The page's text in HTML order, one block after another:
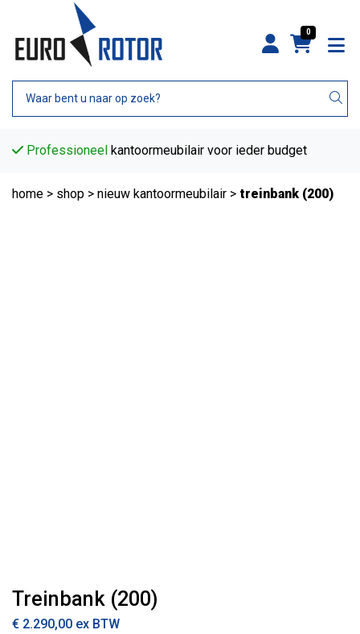
0
Professioneel kantoormeubilair voor ieder budget
home > shop > nieuw kantoormeubilair > treinbank (200)
Treinbank (200)
€ 2.290,00 ex BTW